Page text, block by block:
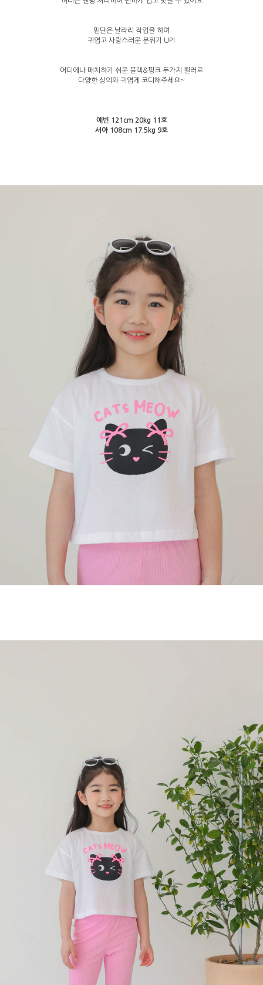
밑단은 날라리 작업을 하여
귀엽고 사랑스러운 분위기 UP!
어디에나 매치하기 쉬운 블랙&핑크 두가지 컬러로
다양한 상의와 귀엽게 코디해주세요~
예빈 121cm 20kg 11호
서아 108cm 17.5kg 9호